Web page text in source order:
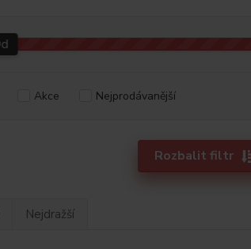
Rozbalit filtr
Akce Nejprodávanější
Nejdražší